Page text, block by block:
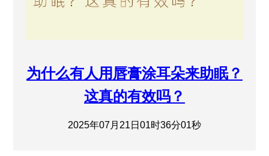
为什么有人用唇膏涂耳朵来助眠？
这真的有效吗？
2025年07月21日01时36分01秒